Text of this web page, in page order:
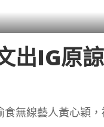
出IG原
無線藝人黃心穎